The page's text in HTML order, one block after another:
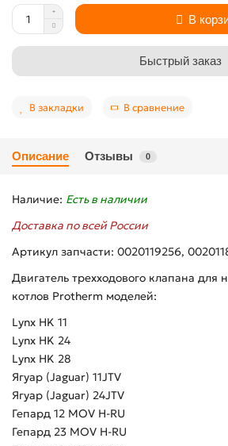
В
Быстрый заказ
В закладки В сравнение
Описание Отзывы 0
Наличие: Есть в наличии
Доставка по всей России
Артикул запчасти: 0020119256,
Двигатель трехходового клапана для
котлов Protherm моделей:
Lynx HK 11
Lynx HK 24
Lynx HK 28
Ягуар (Jaguar) 11JTV
Ягуар (Jaguar) 24JTV
Гепард 12 MOV H-RU
Гепард 23 MOV H-RU